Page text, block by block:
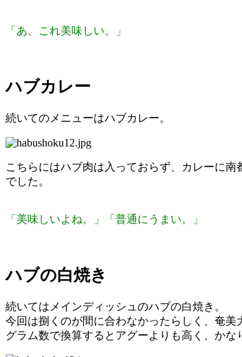
「あ、これ美味しい。」
ハブカレー
続いてのメニューはハブカレー。
こちらにはハブ肉は入っておらず、カレーに
でした。
「美味しいよね。」「普通にうまい。」
ハブの白焼き
続いてはメインディッシュのハブの白焼き。
今回は捌くのが間に合わなかったらしく、奄美
グラム数で換算するとアグーよりも高く、かな